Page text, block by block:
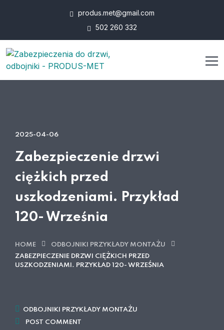
produs.met@gmail.com
502 260 332
2025-04-06
Zabezpieczenie drzwi
ciężkich przed
uszkodzeniami. Przykład
120- Września
HOME
ODBOJNIKI PRZYKŁADY MONTAŻU
ZABEZPIECZENIE DRZWI CIĘŻKICH PRZED
USZKODZENIAMI. PRZYKŁAD 120- WRZEŚNIA
ODBOJNIKI PRZYKŁADY MONTAŻU
POST COMMENT